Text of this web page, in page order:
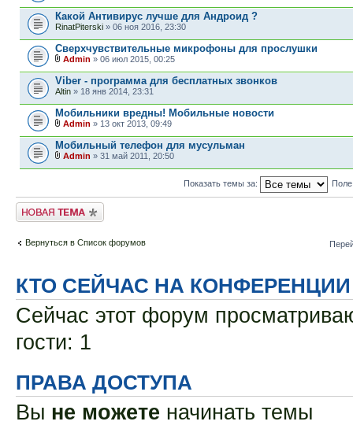
Какой Антивирус лучше для Андроид ?
RinatPiterski » 06 ноя 2016, 23:30
Сверхчувствительные микрофоны для прослушки
Admin » 06 июл 2015, 00:25
Viber - программа для бесплатных звонков
Altin » 18 янв 2014, 23:31
Мобильники вредны! Мобильные новости
Admin » 13 окт 2013, 09:49
Мобильный телефон для мусульман
Admin » 31 май 2011, 20:50
Показать темы за:
Новая тема
Вернуться в Список форумов
КТО СЕЙЧАС НА КОНФЕРЕНЦИИ
Сейчас этот форум
гости: 1
ПРАВА ДОСТУПА
Вы не можете начинать темы